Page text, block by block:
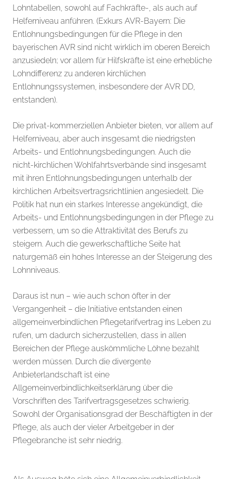
Lohntabellen, sowohl auf Fachkräfte-, als auch auf
Helferniveau anführen. (Exkurs AVR-Bayern: Die
Entlohnungsbedingungen für die Pflege in den
bayerischen AVR sind nicht wirklich im oberen Bereich
anzusiedeln; vor allem für Hilfskräfte ist eine erhebliche
Lohndifferenz zu anderen kirchlichen
Entlohnungssystemen, insbesondere der AVR DD,
entstanden).
Die privat-kommerziellen Anbieter bieten, vor allem auf
Helferniveau, aber auch insgesamt die niedrigsten
Arbeits- und Entlohnungsbedingungen. Auch die
nicht-kirchlichen Wohlfahrtsverbände sind insgesamt
mit ihren Entlohnungsbedingungen unterhalb der
kirchlichen Arbeitsvertragsrichtlinien angesiedelt. Die
Politik hat nun ein starkes Interesse angekündigt, die
Arbeits- und Entlohnungsbedingungen in der Pflege zu
verbessern, um so die Attraktivität des Berufs zu
steigern. Auch die gewerkschaftliche Seite hat
naturgemäß ein hohes Interesse an der Steigerung des
Lohnniveaus.
Daraus ist nun – wie auch schon öfter in der
Vergangenheit – die Initiative entstanden einen
allgemeinverbindlichen Pflegetarifvertrag ins Leben zu
rufen, um dadurch sicherzustellen, dass in allen
Bereichen der Pflege auskömmliche Löhne bezahlt
werden müssen. Durch die divergente
Anbieterlandschaft ist eine
Allgemeinverbindlichkeitserklärung über die
Vorschriften des Tarifvertragsgesetzes schwierig.
Sowohl der Organisationsgrad der Beschäftigten in der
Pflege, als auch der vieler Arbeitgeber in der
Pflegebranche ist sehr niedrig.